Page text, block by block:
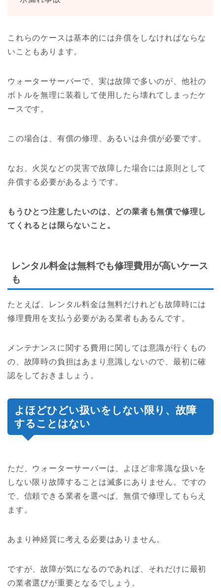
これらのケースは基本的には弁償をしなければならな
いこともあります。
ウォーターサーバーで、実は故障で多いのが、他社の
ボトルを無理に装着して使用したら壊れてしまったケ
ースです。
この場合は、有償の修理、あるいは弁償が必要です。
なお、火災などの災害で故障した場合には原則として
弁償する必要があるようです。
もうひとつ注意したいのは、どの業者も無償で修理し
てくれるとは限らないこと。
レンタル料金は無料でも修理費用が高いケース
も
たとえば、レンタル料金は無料だけれども故障時には
修理費用を支払う必要がある業者もあるんです。
メンテナンスに関する費用に関しては意識が行くもの
の、故障時の負担はあまり意識しないので、最初に確
認をしておきましょう。
よほどひどい扱いをしない限り、故障
することはない
ただ、ウォーターサーバーは、よほど非常識な扱いを
しない限り故障することは滅多にありません。ですの
で、信頼できる業者を選べば、無償で修理してもらえ
ます。
あまり神経質に考える必要はありません。
ですが、故障が気になるのであれば、それだけに最初
の業者選びが重要となるでしょう。